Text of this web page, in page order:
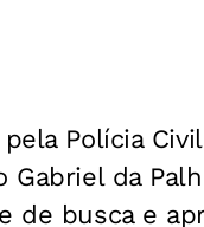
Polícia
Gabriel da
de busca e